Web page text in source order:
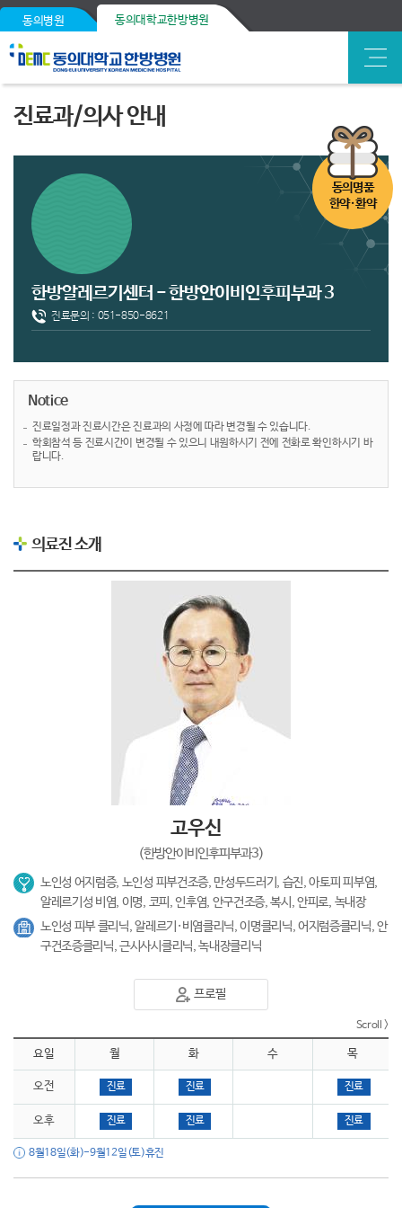
동의병원 동의대학교한방병원
동의명품
한약·환약
진료과/의사 안내
한방알레르기센터 - 한방안이비인후피부과 3
진료문의 : 051-850-8621
Notice
진료일정과 진료시간은 진료과의 사정에 따라 변경될 수 있습니다.
학회참석 등 진료시간이 변경될 수 있으니 내원하시기 전에 전화로 확인하시기 바
랍니다.
의료진 소개
고우신
(한방안이비인후피부과3)
노인성 어지럼증, 노인성 피부건조증, 만성두드러기, 습진, 아토피 피부염,
알레르기성 비염, 이명, 코피, 인후염, 안구건조증, 복시, 안피로, 녹내장
노인성 피부 클리닉, 알레르기·비염클리닉, 이명클리닉, 어지럼증클리닉, 안
구건조증클리닉, 근시사시클리닉, 녹내장클리닉
프로필
요일 월 화 수 목
오전 진료 진료 진료
오후 진료 진료 진료
8월18일(화)-9월12일(토)휴진